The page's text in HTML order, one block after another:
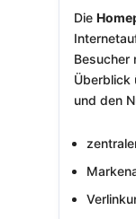
Die
Besucher
Überblick
und den